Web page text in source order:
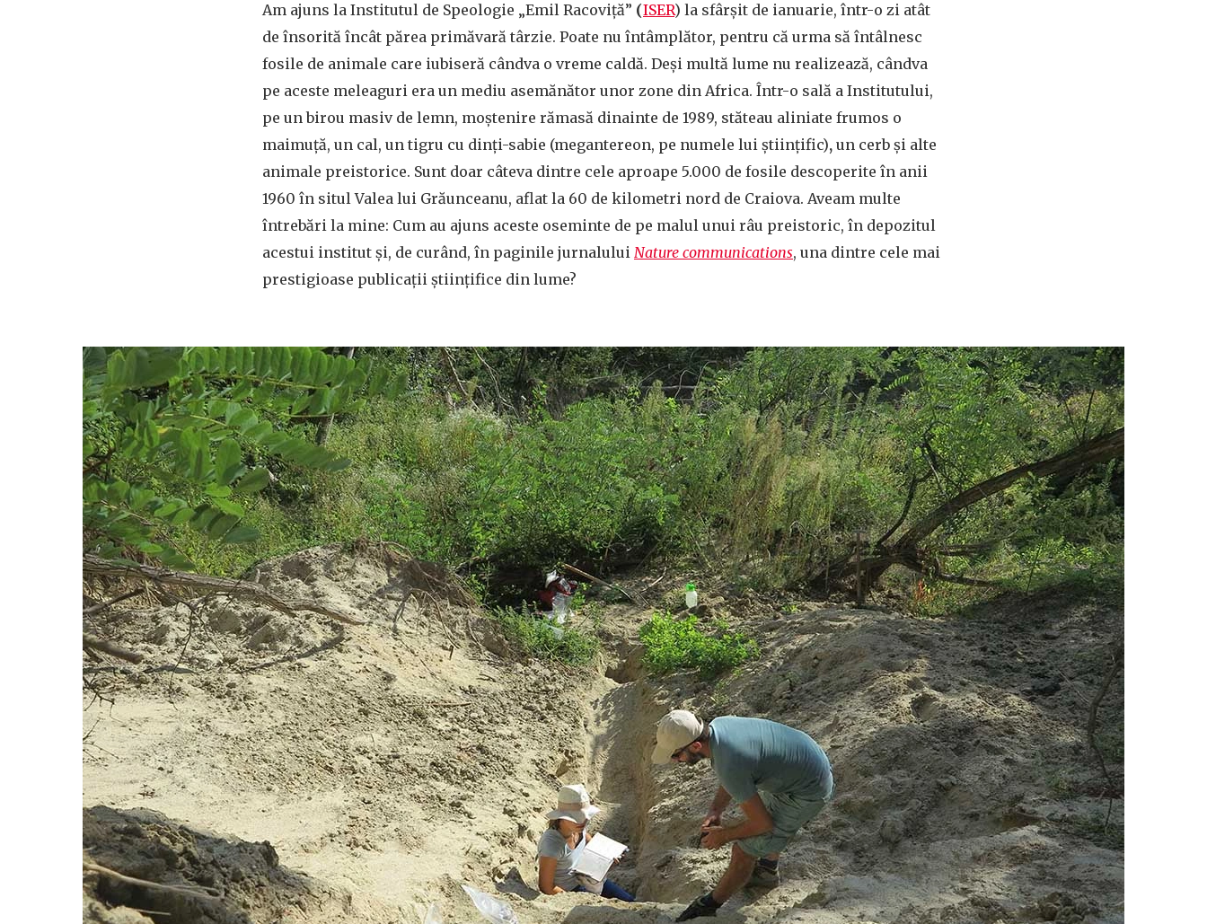
Am ajuns la Institutul de Speologie „Emil Racoviță” (ISER) la sfârșit de ianuarie, într-o zi atât
de însorită încât părea primăvară târzie. Poate nu întâmplător, pentru că urma să întâlnesc
fosile de animale care iubiseră cândva o vreme caldă. Deși multă lume nu realizează, cândva
pe aceste meleaguri era un mediu asemănător unor zone din Africa. Într-o sală a Institutului,
pe un birou masiv de lemn, moștenire rămasă dinainte de 1989, stăteau aliniate frumos o
maimuță, un cal, un tigru cu dinți-sabie (megantereon, pe numele lui științific), un cerb și alte
animale preistorice. Sunt doar câteva dintre cele aproape 5.000 de fosile descoperite în anii
1960 în situl Valea lui Grăunceanu, aflat la 60 de kilometri nord de Craiova. Aveam multe
întrebări la mine: Cum au ajuns aceste oseminte de pe malul unui râu preistoric, în depozitul
acestui institut și, de curând, în paginile jurnalului Nature communications, una dintre cele mai
prestigioase publicații științifice din lume?